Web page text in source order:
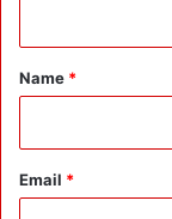
*
Name *
Email *